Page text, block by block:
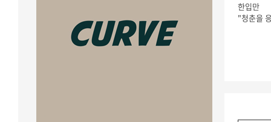
한입만
"청춘을